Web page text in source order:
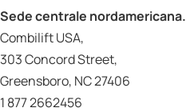
Sede centrale nordamericana.
Combilift USA,
303 Concord Street,
Greensboro, NC 27406
1 877 2662456